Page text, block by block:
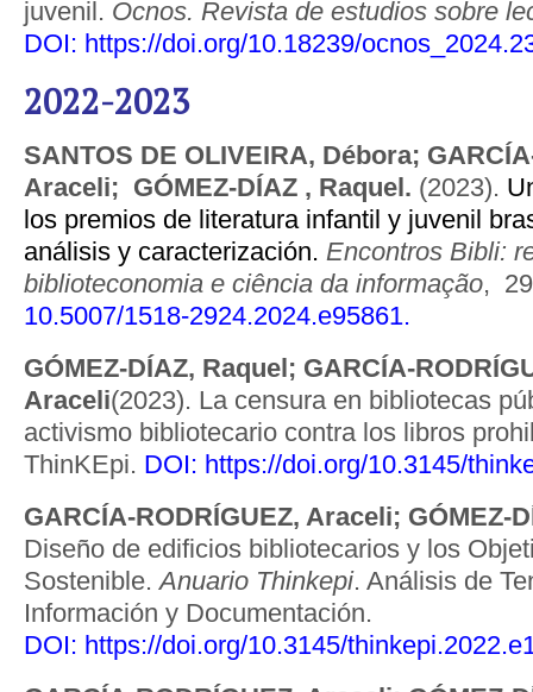
juvenil. Ocnos. Revista de estudios sobre
DOI: https://doi.org/10.18239/
2022-2023
SANTOS DE OLIVEIRA, Débora;
Araceli; GÓMEZ-DÍAZ , Raquel. (2023).
los premios de literatura infantil y juvenil
análisis y caracterización. Encontros Bibli:
biblioteconomia e ciência da informação,
10.5007/1518-2924.2024.e95861.
GÓMEZ-DÍAZ, Raquel; GARCÍA-
Araceli(2023). La censura en bibliotecas
activismo bibliotecario contra los libros
ThinKEpi. DOI: https://doi.org/10.3145/
GARCÍA-RODRÍGUEZ, Araceli; GÓMEZ-
Diseño de edificios bibliotecarios y los
Sostenible.Anuario Thinkepi. Análisis de
Información y Documentación.
DOI: https://doi.org/10.3145/